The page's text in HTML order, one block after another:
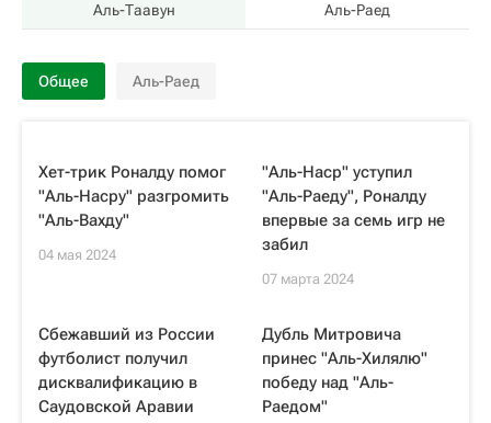
Аль-Таавун Аль-Раед
Общее Аль-Раед
Хет-трик Роналду помог
"Аль-Насру" разгромить
"Аль-Вахду"
04 мая 2024
"Аль-Наср" уступил
"Аль-Раеду", Роналду
впервые за семь игр не
забил
07 марта 2024
Сбежавший из России
футболист получил
дисквалификацию в
Саудовской Аравии
Дубль Митровича
принес "Аль-Хилялю"
победу над "Аль-
Раедом"